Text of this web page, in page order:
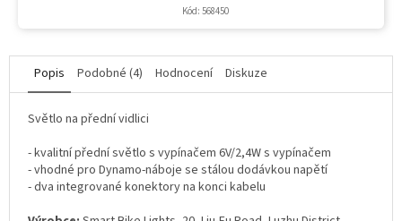
Kód: 568450
Popis Podobné (4) Hodnocení Diskuze
Světlo na přední vidlici
- kvalitní přední světlo s vypínačem 6V/2,4W s vypínačem
- vhodné pro Dynamo-náboje se stálou dodávkou napětí
- dva integrované konektory na konci kabelu